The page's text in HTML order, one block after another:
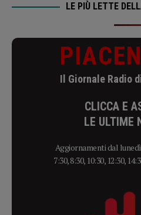
LE PIÙ LETTE
Il Giornale Radio
CLICCA E
LE ULTIME
Aggiornamenti dal
7:30, 8:30, 10:30, 12:30,